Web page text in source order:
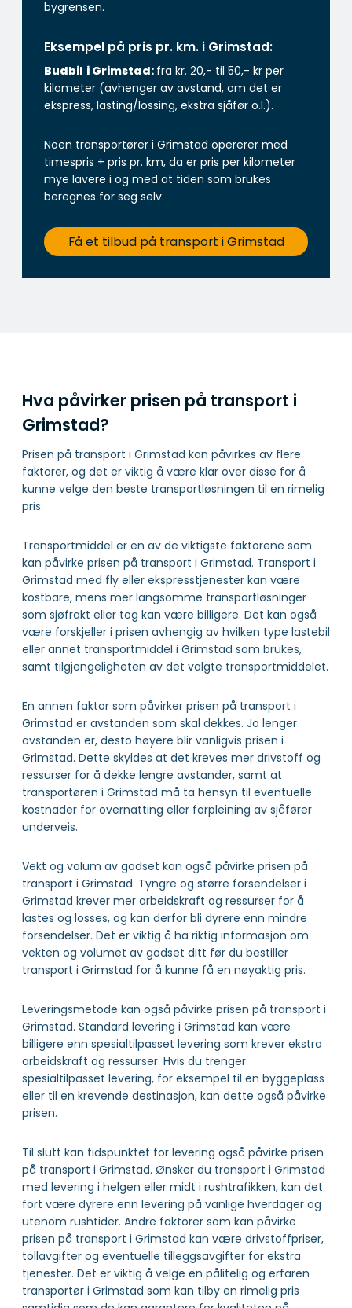
bygrensen.
Eksempel på pris pr. km. i Grimstad:
Budbil i Grimstad: fra kr. 20,- til 50,- kr per
kilometer (avhenger av avstand, om det er
ekspress, lasting/lossing, ekstra sjåfør o.l.).
Noen transportører i Grimstad opererer med
timespris + pris pr. km, da er pris per kilometer
mye lavere i og med at tiden som brukes
beregnes for seg selv.
Få et tilbud på transport i Grimstad
Hva påvirker prisen på transport i
Grimstad?
Prisen på transport i Grimstad kan påvirkes av flere
faktorer, og det er viktig å være klar over disse for å
kunne velge den beste transportløsningen til en rimelig
pris.
Transportmiddel er en av de viktigste faktorene som
kan påvirke prisen på transport i Grimstad. Transport i
Grimstad med fly eller ekspresstjenester kan være
kostbare, mens mer langsomme transportløsninger
som sjøfrakt eller tog kan være billigere. Det kan også
være forskjeller i prisen avhengig av hvilken type lastebil
eller annet transportmiddel i Grimstad som brukes,
samt tilgjengeligheten av det valgte transportmiddelet.
En annen faktor som påvirker prisen på transport i
Grimstad er avstanden som skal dekkes. Jo lenger
avstanden er, desto høyere blir vanligvis prisen i
Grimstad. Dette skyldes at det kreves mer drivstoff og
ressurser for å dekke lengre avstander, samt at
transportøren i Grimstad må ta hensyn til eventuelle
kostnader for overnatting eller forpleining av sjåfører
underveis.
Vekt og volum av godset kan også påvirke prisen på
transport i Grimstad. Tyngre og større forsendelser i
Grimstad krever mer arbeidskraft og ressurser for å
lastes og losses, og kan derfor bli dyrere enn mindre
forsendelser. Det er viktig å ha riktig informasjon om
vekten og volumet av godset ditt før du bestiller
transport i Grimstad for å kunne få en nøyaktig pris.
Leveringsmetode kan også påvirke prisen på transport i
Grimstad. Standard levering i Grimstad kan være
billigere enn spesialtilpasset levering som krever ekstra
arbeidskraft og ressurser. Hvis du trenger
spesialtilpasset levering, for eksempel til en byggeplass
eller til en krevende destinasjon, kan dette også påvirke
prisen.
Til slutt kan tidspunktet for levering også påvirke prisen
på transport i Grimstad. Ønsker du transport i Grimstad
med levering i helgen eller midt i rushtrafikken, kan det
fort være dyrere enn levering på vanlige hverdager og
utenom rushtider. Andre faktorer som kan påvirke
prisen på transport i Grimstad kan være drivstoffpriser,
tollavgifter og eventuelle tilleggsavgifter for ekstra
tjenester. Det er viktig å velge en pålitelig og erfaren
transportør i Grimstad som kan tilby en rimelig pris